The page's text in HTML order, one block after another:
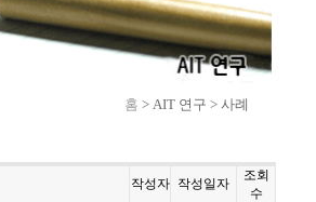
홈 > AIT 연구 > 사례
작성자 작성일자
조회
수